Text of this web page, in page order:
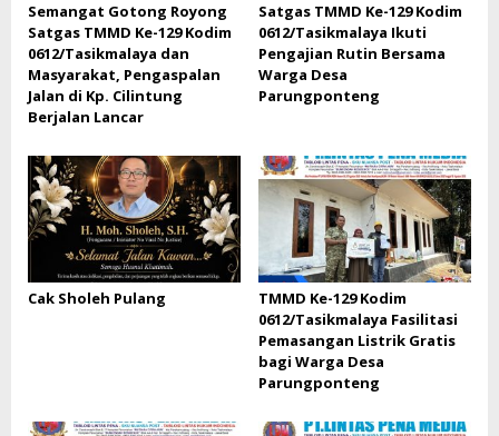
Semangat Gotong Royong
Satgas TMMD Ke-129 Kodim
0612/Tasikmalaya dan
Masyarakat, Pengaspalan
Jalan di Kp. Cilintung
Berjalan Lancar
Satgas TMMD Ke-129 Kodim
0612/Tasikmalaya Ikuti
Pengajian Rutin Bersama
Warga Desa
Parungponteng
Cak Sholeh Pulang
TMMD Ke-129 Kodim
0612/Tasikmalaya Fasilitasi
Pemasangan Listrik Gratis
bagi Warga Desa
Parungponteng